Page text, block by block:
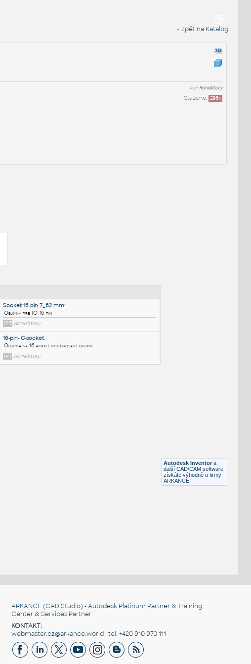
« zpět na Katalog
kat:Konektory
Staženo: 296x
Autodesk Inventor a
další CAD/CAM software
získáte výhodně u firmy
ARKANCE
ARKANCE (CAD Studio) - Autodesk Platinum Partner & Training
Center & Services Partner
KONTAKT:
webmaster.cz@arkance.world | tel. +420 910 970 111